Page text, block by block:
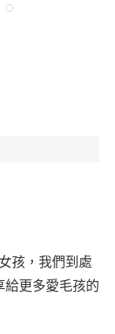
孩，我們到處
給更多愛毛孩的